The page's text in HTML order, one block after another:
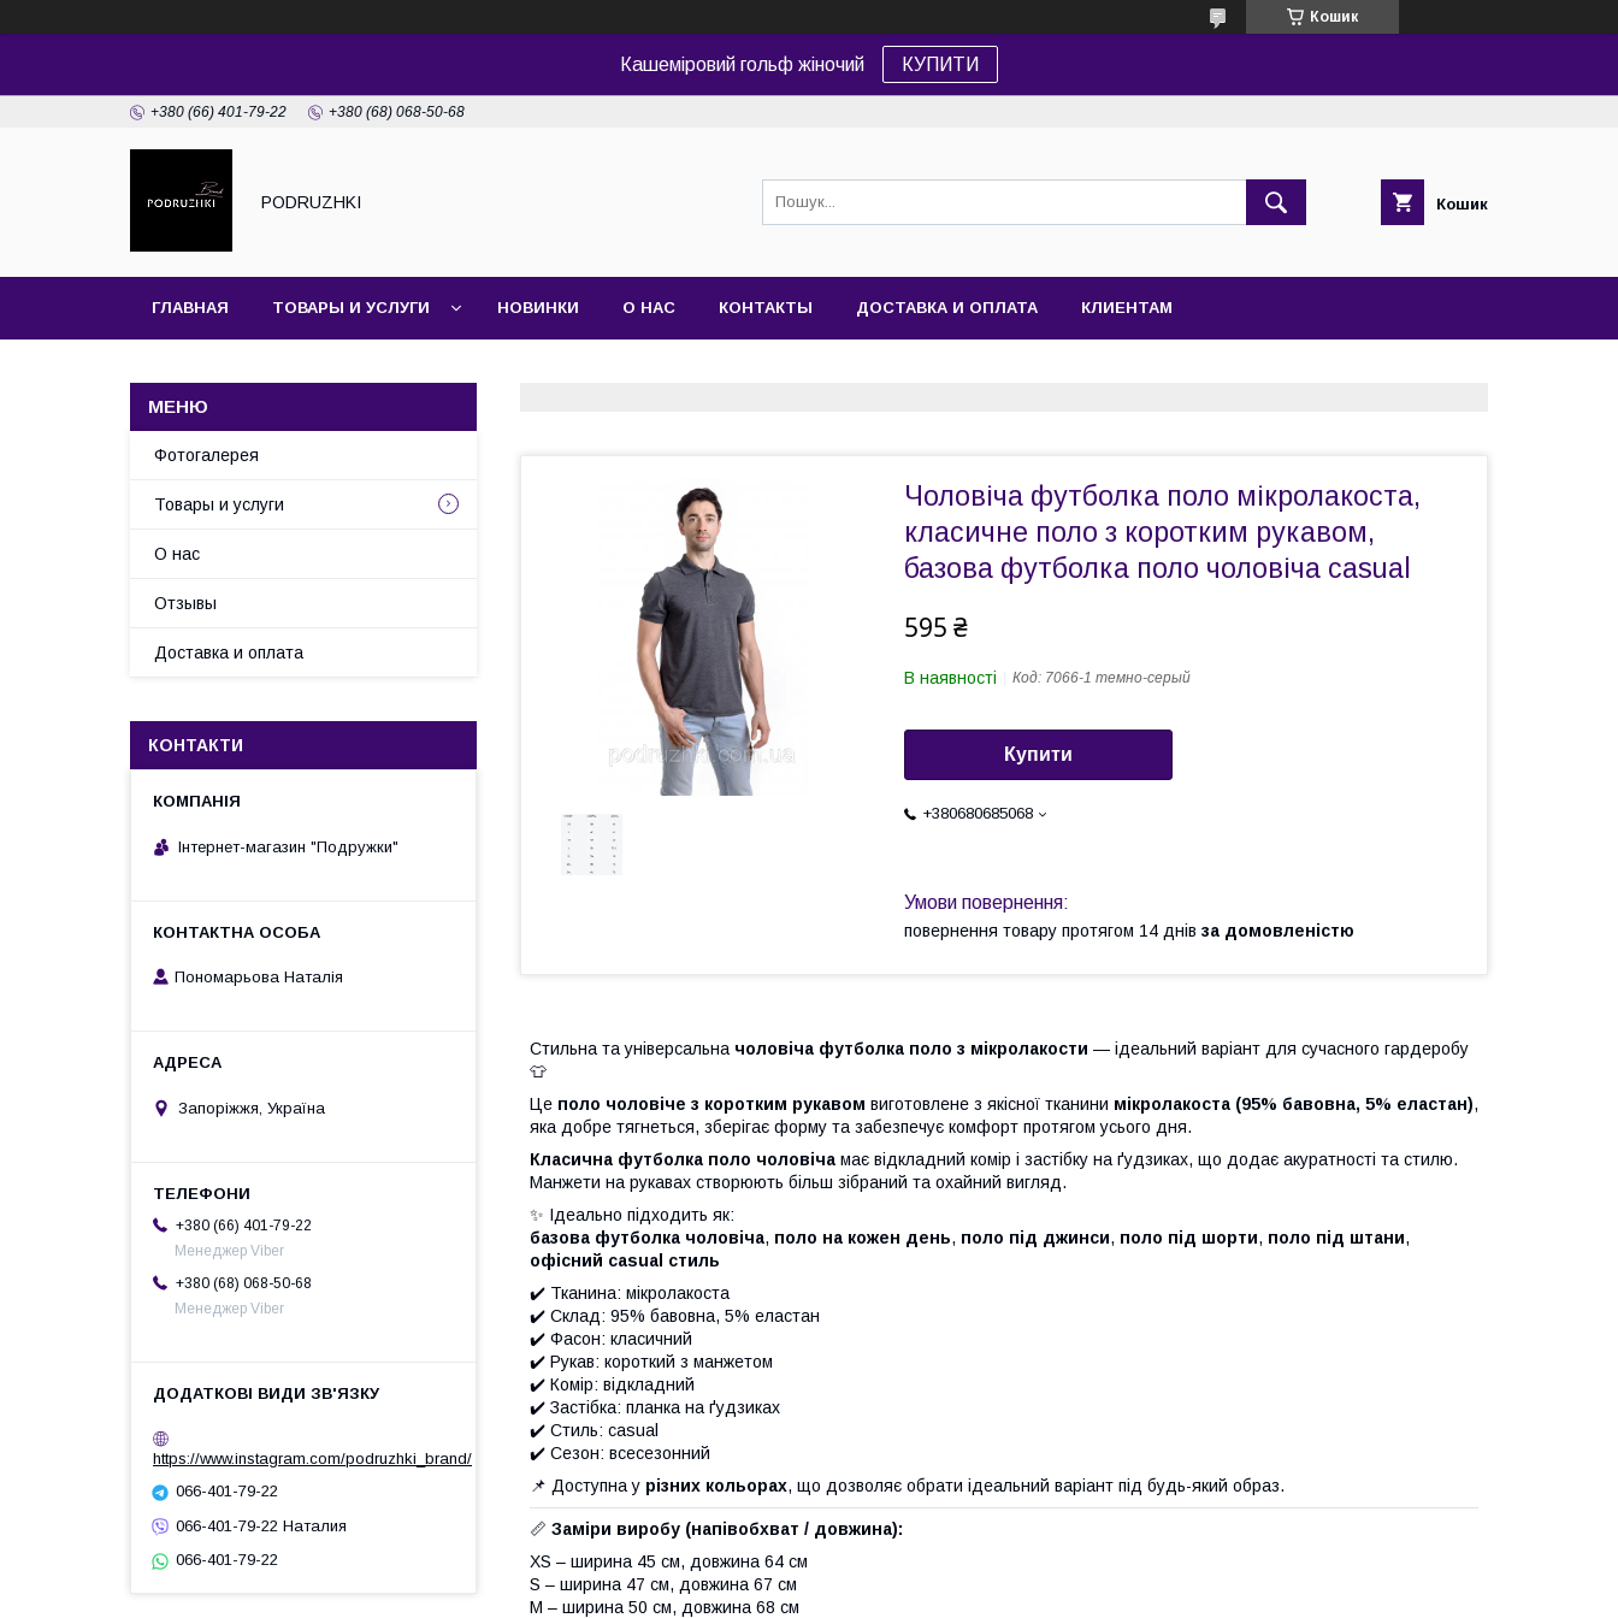
Кошик
Кашеміровий гольф жіночий КУПИТИ
+380 (66) 401-79-22 +380 (68) 068-50-68
PODRUZHKI Кошик
ГЛАВНАЯ ТОВАРЫ И УСЛУГИ НОВИНКИ О НАС КОНТАКТЫ ДОСТАВКА И ОПЛАТА КЛИЕНТАМ
Чоловіча футболка поло мікролакоста,
класичне поло з коротким рукавом,
базова футболка поло чоловіча casual
595 ₴
В наявності Код: 7066-1 темно-серый
Купити
+380680685068
повернення товару протягом 14 днів за домовленістю
Стильна та універсальна чоловіча футболка поло з мікролакости — ідеальний варіант для сучасного гардеробу
👕
Це поло чоловіче з коротким рукавом виготовлене з якісної тканини мікролакоста (95% бавовна, 5% еластан),
яка добре тягнеться, зберігає форму та забезпечує комфорт протягом усього дня.
Класична футболка поло чоловіча має відкладний комір і застібку на ґудзиках, що додає акуратності та стилю.
Манжети на рукавах створюють більш зібраний та охайний вигляд.
✨ Ідеально підходить як:
базова футболка чоловіча, поло на кожен день, поло під джинси, поло під шорти, поло під штани,
офісний casual стиль
✔️ Тканина: мікролакоста
✔️ Склад: 95% бавовна, 5% еластан
✔️ Фасон: класичний
✔️ Рукав: короткий з манжетом
✔️ Комір: відкладний
✔️ Застібка: планка на ґудзиках
✔️ Стиль: casual
✔️ Сезон: всесезонний
📌 Доступна у різних кольорах, що дозволяє обрати ідеальний варіант під будь-який образ.
📏 Заміри виробу (напівобхват / довжина):
XS – ширина 45 см, довжина 64 см
S – ширина 47 см, довжина 67 см
M – ширина 50 см, довжина 68 см
Фотогалерея
Товары и услуги
О нас
Отзывы
Доставка и оплата
КОНТАКТИ
Інтернет-магазин "Подружки"
Пономарьова Наталія
Запоріжжя, Україна
+380 (66) 401-79-22
Менеджер Viber
+380 (68) 068-50-68
Менеджер Viber
https://www.instagram.com/podruzhki_brand/
066-401-79-22
066-401-79-22 Наталия
066-401-79-22